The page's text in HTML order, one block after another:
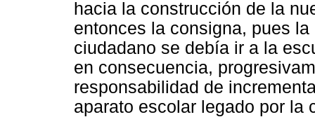
hacia la construcción de la
entonces la consigna, pues
ciudadano se debía ir a la
en consecuencia,
responsabilidad de
aparato escolar legado por la